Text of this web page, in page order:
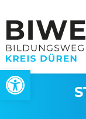
Werkzeugleiste öffnen